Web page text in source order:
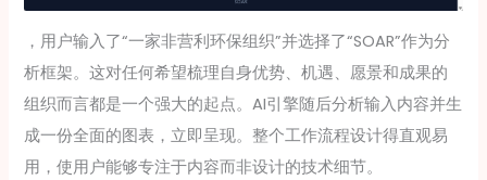
，用户输入了“一家非营利环保组织”并选择了“SOAR”作为分
析框架。这对任何希望梳理自身优势、机遇、愿景和成果的
组织而言都是一个强大的起点。AI引擎随后分析输入内容并生
成一份全面的图表，立即呈现。整个工作流程设计得直观易
用，使用户能够专注于内容而非设计的技术细节。